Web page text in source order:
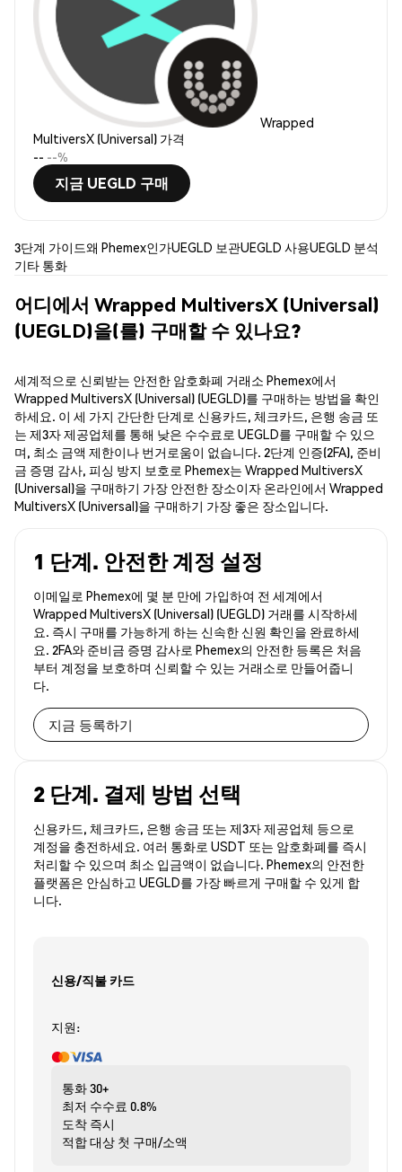
Wrapped
MultiversX (Universal) 가격
-- --%
지금 UEGLD 구매
3단계 가이드왜 Phemex인가UEGLD 보관UEGLD 사용UEGLD 분석
기타 통화
어디에서 Wrapped MultiversX (Universal)
(UEGLD)을(를) 구매할 수 있나요?
세계적으로 신뢰받는 안전한 암호화폐 거래소 Phemex에서
Wrapped MultiversX (Universal) (UEGLD)를 구매하는 방법을 확인
하세요. 이 세 가지 간단한 단계로 신용카드, 체크카드, 은행 송금 또
는 제3자 제공업체를 통해 낮은 수수료로 UEGLD를 구매할 수 있으
며, 최소 금액 제한이나 번거로움이 없습니다. 2단계 인증(2FA), 준비
금 증명 감사, 피싱 방지 보호로 Phemex는 Wrapped MultiversX
(Universal)을 구매하기 가장 안전한 장소이자 온라인에서 Wrapped
MultiversX (Universal)을 구매하기 가장 좋은 장소입니다.
1 단계. 안전한 계정 설정
이메일로 Phemex에 몇 분 만에 가입하여 전 세계에서
Wrapped MultiversX (Universal) (UEGLD) 거래를 시작하세
요. 즉시 구매를 가능하게 하는 신속한 신원 확인을 완료하세
요. 2FA와 준비금 증명 감사로 Phemex의 안전한 등록은 처음
부터 계정을 보호하며 신뢰할 수 있는 거래소로 만들어줍니
다.
지금 등록하기
2 단계. 결제 방법 선택
신용카드, 체크카드, 은행 송금 또는 제3자 제공업체 등으로
계정을 충전하세요. 여러 통화로 USDT 또는 암호화폐를 즉시
처리할 수 있으며 최소 입금액이 없습니다. Phemex의 안전한
플랫폼은 안심하고 UEGLD를 가장 빠르게 구매할 수 있게 합
니다.
신용/직불 카드
지원:
통화30+
최저 수수료 0.8%
도착 즉시
적합 대상 첫 구매/소액